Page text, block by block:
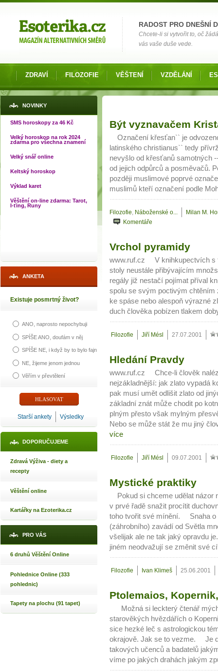
RADOST PRO DNEŠNÍ
Chcete-li si vytvořit to, oč
vás vaše duše vede.
ZDRAVÍ FILOZOFIE VĚŠTENÍ VZDĚLÁNÍ
NOVINKY
SMS horoskopy za 46 Kč
Velký horoskop na rok 2024
zdarma pro všechna znamení
Velký snář online
Keltský horoskop
Výklad karet
Věštění on-line zdarma: Tarot,
I-ťing, Runy
ANKETA
Existuje posmrtný život?
ANO, naprosto nepochybuji
SPÍŠE ANO, doufám v něj
SPÍŠE NE, i když by to bylo fajn
NE, žijeme jenom jednou
Věřím v převtělení
Starší ankety Výsledky
DOPORUČUJEME
Zdravá Výživa - diety a
recepty
Věštění online
Kartářky na Ezoterika.cz
PRO VÁS
6 druhů Věštění Online
Pohlednice Online (333
pohlednic)
Tapety na plochu (91 tapet)
Být vyznavačem
Označení křesťan`` je
latinského christianus`` tedy
nevyšlo od křesťanů samotných
od jejich odpůrců a posměvačů.
později muslimové poprvé
muslimů kteří označení podle
Filozofie, Náboženské o...
Milan M.
Komentáře
Vrchol pyramidy
www.ruf.cz V knihkupectvích s
stoly neustále přibývajícím
regály již nestačí pojímat příval
spolu se svým poctivým chtěním
ke spáse nebo alespoň výrazné
duch člověka pobízen tlakem
Filozofie Jiří Mésl 27.07.2001
Hledání Pravdy
www.ruf.cz Chce-li člověk
nejzákladnější: jak zlato vypadá
pak musí umět odlišit zlato od
základní znát může chodit po
plným přesto však mylným
Nebo se může stát že mu jiný
více
Filozofie Jiří Mésl 09.07.2001
Mystické praktiky
Pokud si chceme udělat názor
v prvé řadě snažit procítit
toho tvořit své mínění. Snaha o
(záhrobního) zavádí od Světla
všelijak ale ne tak jaký opravdu
jiném neodvažují se změnit své
Filozofie Ivan Klimeš 25.06.2001
Ptolemaios,
Možná si leckterý čtenář
starověkých hvězdářích o
sice hezké leč s astrologickou
okrajově. Jak se to vezme. Je
takových učenců a badatelů
víme po jakých drahách jakým